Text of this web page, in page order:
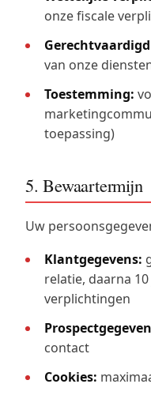
onze fiscale
van onze
Toestemming:
toepassing)
5. Bewaartermijn
Uw
Klantgegevens:
relatie, daarna
verplichtingen
contact
Cookies: